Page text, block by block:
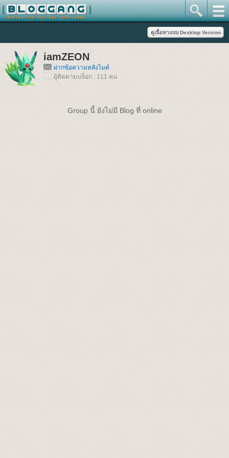
iamZEON
ฝากข้อความหลังไมค์
ผู้ติดตามบล็อก : 111 คน
Group นี้ ยังไม่มี Blog ที่ online